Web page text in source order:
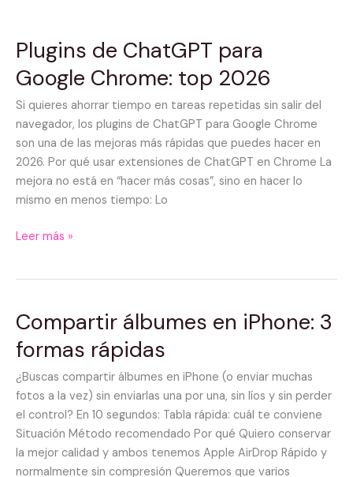
Plugins de ChatGPT para
Google Chrome: top 2026
Si quieres ahorrar tiempo en tareas repetidas sin salir del
navegador, los plugins de ChatGPT para Google Chrome
son una de las mejoras más rápidas que puedes hacer en
2026. Por qué usar extensiones de ChatGPT en Chrome La
mejora no está en “hacer más cosas”, sino en hacer lo
mismo en menos tiempo: Lo
Leer más »
Compartir álbumes en iPhone: 3
formas rápidas
¿Buscas compartir álbumes en iPhone (o enviar muchas
fotos a la vez) sin enviarlas una por una, sin líos y sin perder
el control? En 10 segundos: Tabla rápida: cuál te conviene
Situación Método recomendado Por qué Quiero conservar
la mejor calidad y ambos tenemos Apple AirDrop Rápido y
normalmente sin compresión Queremos que varios
Compartir
en
iPhone:
3
formas
rápidas